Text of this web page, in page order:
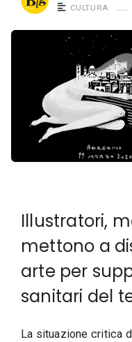
a
n
n
CULTURA
Illustratori,
mettono a
arte per
sanitari del
La situazione critica